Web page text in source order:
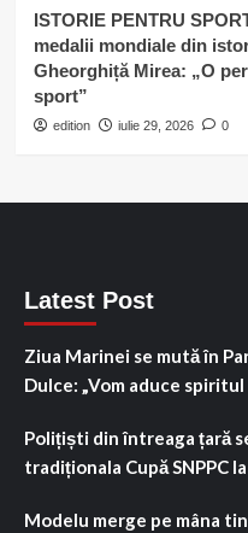
ISTORIE PENTRU
medalii mondiale din
Gheorghiță Mirea: „O
sport”
edition iulie 29, 2026 0
Latest Post
Ziua Marinei se mută în
Dulce: „Vom aduce
Polițiști din întreaga țară
tradiționala Cupă SNPPC
Modelu merge pe mâna